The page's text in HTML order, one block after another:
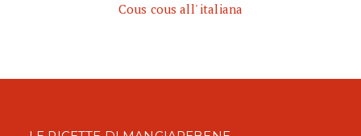
Cous cous all' italiana